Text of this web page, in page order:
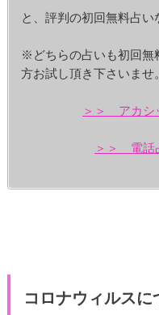
と、評判の初回無料占い
※どちらの占いも初回無
方お試し頂き下さいませ。
＞＞ アカシ
＞＞ 電話
コロナウィルス